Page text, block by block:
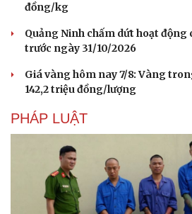
đồng/kg
Quảng Ninh chấm dứt hoạt động
trước ngày 31/10/2026
Giá vàng hôm nay 7/8: Vàng
142,2 triệu đồng/lượng
PHÁP LUẬT